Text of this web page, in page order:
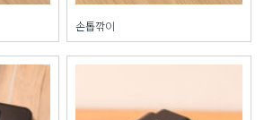
손톱깎이